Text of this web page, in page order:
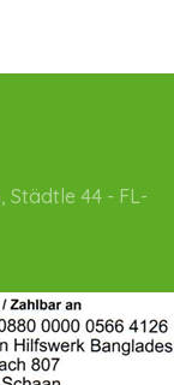
Städtle 44 - FL-